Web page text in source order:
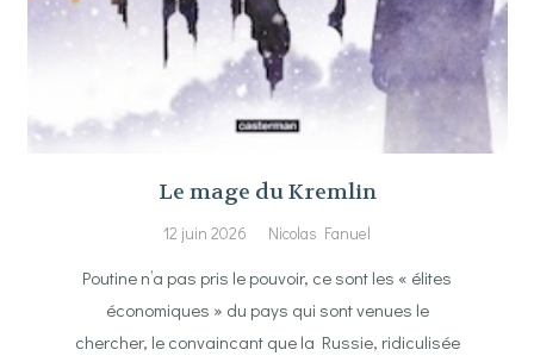
Le mage du Kremlin
12 juin 2026 Nicolas Fanuel
Poutine n’a pas pris le pouvoir, ce sont les « élites
économiques » du pays qui sont venues le
chercher, le convaincant que la Russie, ridiculisée